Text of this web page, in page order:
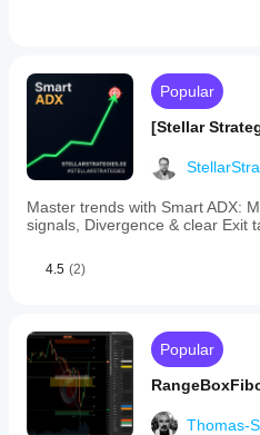
Popular
[Stellar
Master trends with Smart ADX:
signals, Divergence & clear Exit
4.5 (2)
Popular
Thomas-